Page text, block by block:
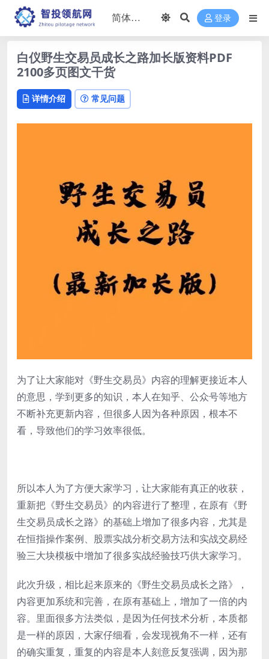
登录
白仪野生交易员成长之路加长版资料PDF
2100多页图文干货
详情介绍 常见问题
为了让大家能对《野生交易员》内容的理解更接近本人
的意思，学到更多的知识，本人在知乎、公众号等地方
不断补充更新内容，但很多人因为各种原因，根本不
看，导致他们的学习效率很低。
所以本人为了方便大家学习，让大家能有真正的收获，
重新把《野生交易员》的内容进行了整理，在原有《野
生交易员成长之路》的基础上增加了很多内容，尤其是
在恒指操作案例、股票实战分析交易方法和实战交易经
验三大块模板中增加了很多实战经验技巧供大家学习。
此次升级，相比起来原来的《野生交易员成长之路》，
内容更加系统和完善，在原有基础上，增加了一倍的内
容。里面很多方法类似，是因为任何技术分析，本质都
是一样的原因，大家仔细看，会发现视角不一样，还有
的确实重复，重复的内容是本人刻意反复强调，因为那